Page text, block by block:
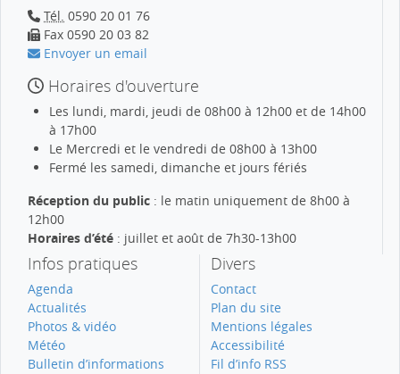
Tél. 0590 20 01 76
Fax 0590 20 03 82
Envoyer un email
Horaires d'ouverture
Les lundi, mardi, jeudi de 08h00 à 12h00 et de 14h00
à 17h00
Le Mercredi et le vendredi de 08h00 à 13h00
Fermé les samedi, dimanche et jours fériés
Réception du public : le matin uniquement de 8h00 à
12h00
Horaires d’été : juillet et août de 7h30-13h00
Infos pratiques
Agenda
Actualités
Photos & vidéo
Météo
Bulletin d’informations
Divers
Contact
Plan du site
Mentions légales
Accessibilité
Fil d’info RSS